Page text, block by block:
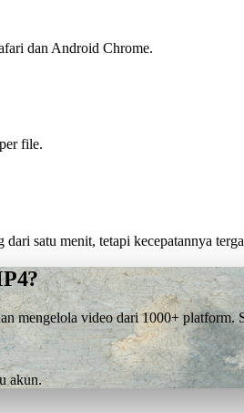
dan Android Chrome.
file.
dari satu menit, tetapi kecepatannya
mengelola video dari 1000+ platform.
akun.